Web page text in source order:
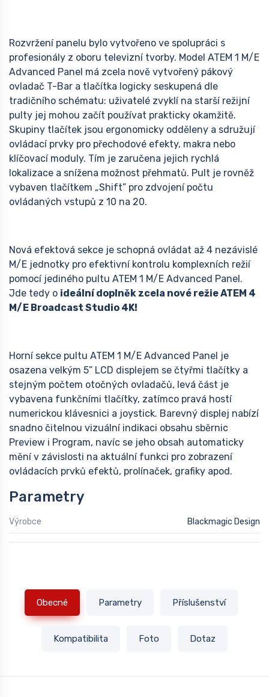
Rozvržení panelu bylo vytvořeno ve spolupráci s
profesionály z oboru televizní tvorby. Model ATEM 1 M/E
Advanced Panel má zcela nově vytvořený pákový
ovladač T-Bar a tlačítka logicky seskupená dle
tradičního schématu: uživatelé zvyklí na starší režijní
pulty jej mohou začít používat prakticky okamžitě.
Skupiny tlačítek jsou ergonomicky odděleny a sdružují
ovládací prvky pro přechodové efekty, makra nebo
klíčovací moduly. Tím je zaručena jejich rychlá
lokalizace a snížena možnost přehmatů. Pult je rovněž
vybaven tlačítkem „Shift” pro zdvojení počtu
ovládaných vstupů z 10 na 20.
Nová efektová sekce je schopná ovládat až 4 nezávislé
M/E jednotky pro efektivní kontrolu komplexních režií
pomocí jediného pultu ATEM 1 M/E Advanced Panel.
Jde tedy o ideální doplněk zcela nové režie ATEM 4
M/E Broadcast Studio 4K!
Horní sekce pultu ATEM 1 M/E Advanced Panel je
osazena velkým 5” LCD displejem se čtyřmi tlačítky a
stejným počtem otočných ovladačů, levá část je
vybavena funkčními tlačítky, zatímco pravá hostí
numerickou klávesnici a joystick. Barevný displej nabízí
snadno čitelnou vizuální indikaci obsahu sběrnic
Preview i Program, navíc se jeho obsah automaticky
mění v závislosti na aktuální funkci pro zobrazení
ovládacích prvků efektů, prolínaček, grafiky apod.
Parametry
Výrobce Blackmagic Design
Obecné Parametry Příslušenství
Kompatibilita Foto Dotaz